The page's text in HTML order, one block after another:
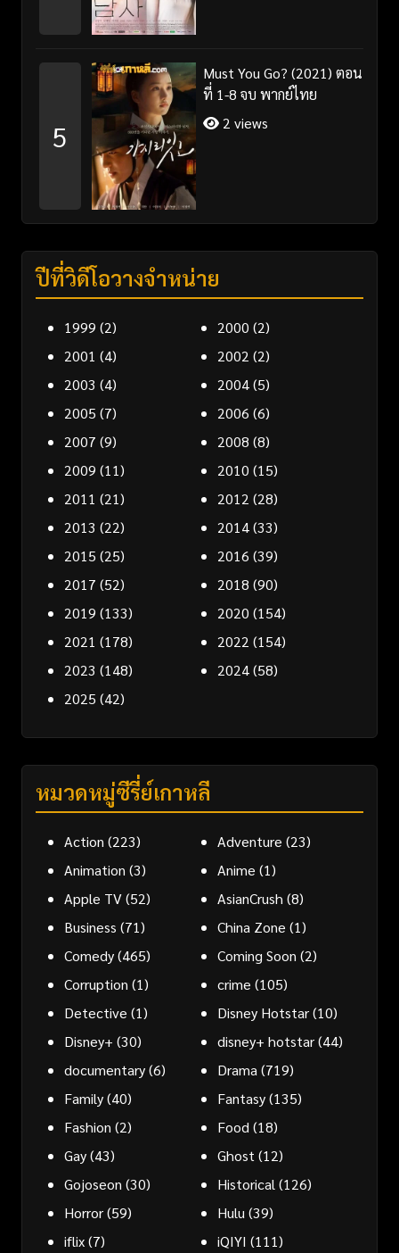
5
Must You Go? (2021) ตอน
ที่ 1-8 จบ พากย์ไทย
2 views
ปีที่วิดีโอวางจำหน่าย
1999 (2) 2000 (2)
2001 (4) 2002 (2)
2003 (4) 2004(5)
2005 (7) 2006 (6)
2007 (9) 2008 (8)
2009 (11) 2010 (15)
2011 (21) 2012 (28)
2013 (22) 2014(33)
2015 (25) 2016 (39)
2017 (52) 2018 (90)
2019 (133) 2020 (154)
2021 (178) 2022 (154)
2023 (148) 2024(58)
2025 (42)
หมวดหมู่ซีรี่ย์เกาหลี
Action (223) Adventure (23)
Animation (3) Anime (1)
Apple TV(52) AsianCrush (8)
Business (71) China Zone (1)
Comedy(465) Coming Soon (2)
Corruption (1) crime (105)
Detective (1) Disney Hotstar(10)
Disney+ (30) disney+ hotstar(44)
documentary(6) Drama (719)
Family(40) Fantasy(135)
Fashion (2) Food (18)
Gay(43) Ghost (12)
Gojoseon (30) Historical (126)
Horror(59) Hulu (39)
iflix(7) iQIYI (111)